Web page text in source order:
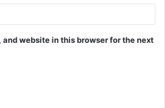
and website in this browser for the next